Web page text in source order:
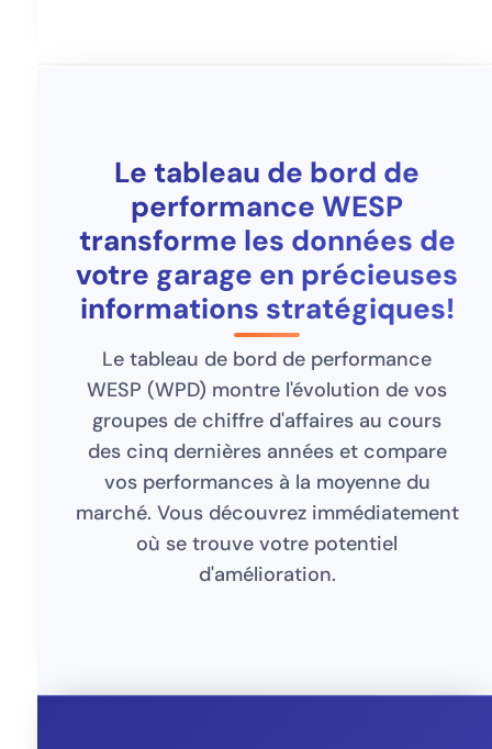
Le tableau de bord de
performance WESP
transforme les données de
votre garage en précieuses
informations stratégiques!
Le tableau de bord de performance
WESP (WPD) montre l'évolution de vos
groupes de chiffre d'affaires au cours
des cinq dernières années et compare
vos performances à la moyenne du
marché. Vous découvrez immédiatement
où se trouve votre potentiel
d'amélioration.